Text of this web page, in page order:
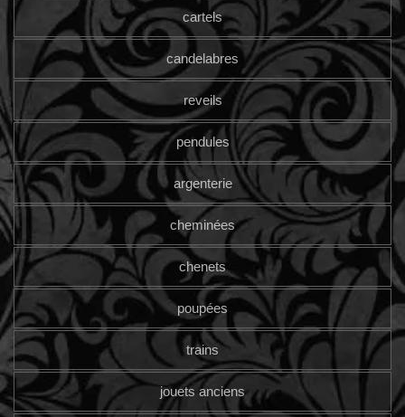
cartels
candelabres
reveils
pendules
argenterie
cheminées
chenets
poupées
trains
jouets anciens